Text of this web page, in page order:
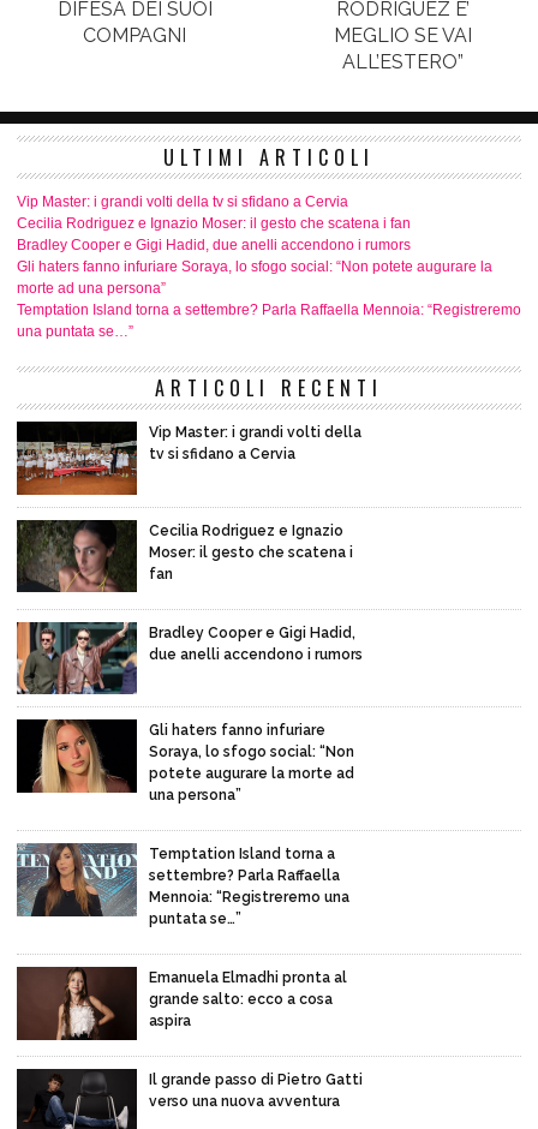
DIFESA DEI SUOI
COMPAGNI
RODRIGUEZ E’
MEGLIO SE VAI
ALL’ESTERO”
ULTIMI ARTICOLI
Vip Master: i grandi volti della tv si sfidano a Cervia
Cecilia Rodriguez e Ignazio Moser: il gesto che scatena i fan
Bradley Cooper e Gigi Hadid, due anelli accendono i rumors
Gli haters fanno infuriare Soraya, lo sfogo social: “Non potete augurare la
morte ad una persona”
Temptation Island torna a settembre? Parla Raffaella Mennoia: “Registreremo
una puntata se…”
ARTICOLI RECENTI
Vip Master: i grandi volti della
tv si sfidano a Cervia
Cecilia Rodriguez e Ignazio
Moser: il gesto che scatena i
fan
Bradley Cooper e Gigi Hadid,
due anelli accendono i rumors
Gli haters fanno infuriare
Soraya, lo sfogo social: “Non
potete augurare la morte ad
una persona”
Temptation Island torna a
settembre? Parla Raffaella
Mennoia: “Registreremo una
puntata se…”
Emanuela Elmadhi pronta al
grande salto: ecco a cosa
aspira
Il grande passo di Pietro Gatti
verso una nuova avventura